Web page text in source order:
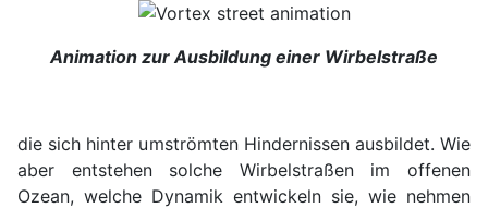
Animation zur Ausbildung einer Wirbelstraße
die sich hinter umströmten Hindernissen ausbildet. Wie
aber entstehen solche Wirbelstraßen im offenen
Ozean, welche Dynamik entwickeln sie, wie nehmen